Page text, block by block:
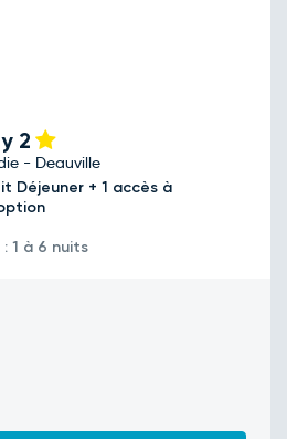
2
- Deauville
Déjeuner + 1 accès à
: 1 à 6 nuits